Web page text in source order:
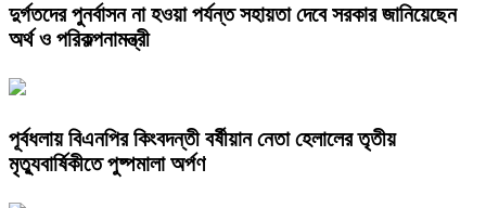
দুর্গতদের পুনর্বাসন না হওয়া পর্যন্ত সহায়তা দেবে সরকার জানিয়েছেন
অর্থ ও পরিকল্পনামন্ত্রী
পূর্বধলায় বিএনপির কিংবদন্তী বর্ষীয়ান নেতা হেলালের তৃতীয়
মৃত্যুবার্ষিকীতে পুষ্পমালা অর্পণ